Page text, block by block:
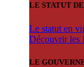
LE STATUT
Le statut en
Découvrir les
LE